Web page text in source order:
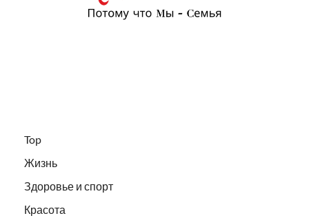
Top
Жизнь
Здоровье и спорт
Красота